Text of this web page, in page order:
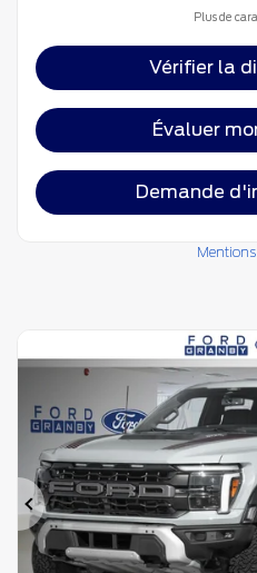
Plus de
Vérifier la
Évaluer
Demande
Précédent